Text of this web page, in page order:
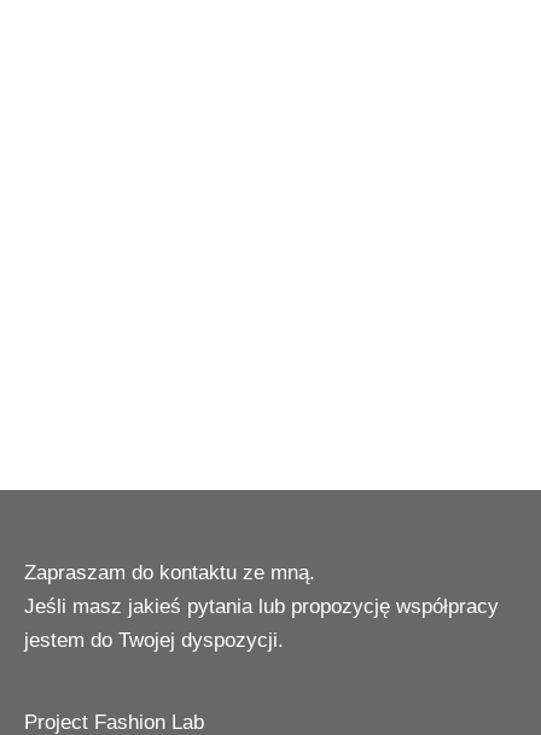
Zapraszam do kontaktu ze mną.
Jeśli masz jakieś pytania lub propozycję współpracy
jestem do Twojej dyspozycji.
Project Fashion Lab